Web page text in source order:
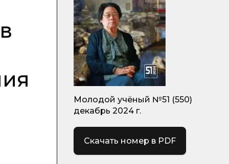
Молодой учёный №51 (550)
декабрь 2024 г.
Скачать номер в PDF